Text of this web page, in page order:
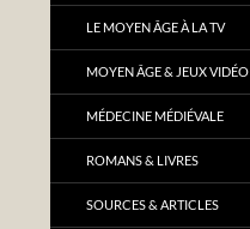
LE MOYEN ÂGE À LA TV
MOYEN ÂGE & JEUX VIDÉO
MÉDECINE MÉDIÉVALE
ROMANS & LIVRES
SOURCES & ARTICLES